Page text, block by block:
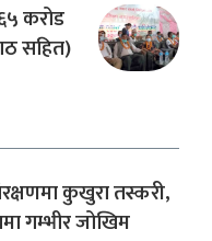
करोड
सहित)
कुखुरा तस्करी,
गम्भीर जोखिम